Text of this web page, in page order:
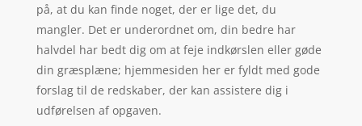
på, at du kan finde noget, der er lige det, du
mangler. Det er underordnet om, din bedre har
halvdel har bedt dig om at feje indkørslen eller gøde
din græsplæne; hjemmesiden her er fyldt med gode
forslag til de redskaber, der kan assistere dig i
udførelsen af opgaven.